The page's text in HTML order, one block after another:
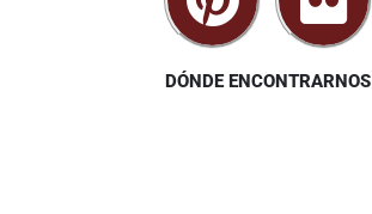
DÓNDE ENCONTRARNOS